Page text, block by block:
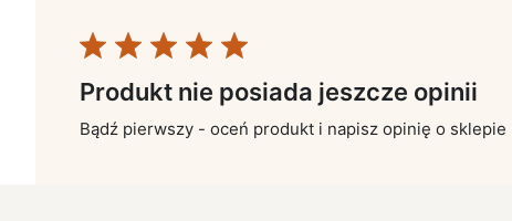
Produkt nie posiada jeszcze opinii
Bądź pierwszy - oceń produkt i napisz opinię o sklepie